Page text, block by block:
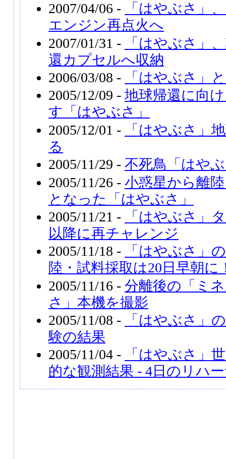
2007/04/06 -
「はやぶさ」
エンジン再点火へ
2007/01/31 -
「はやぶさ」
還カプセルへ収納
2006/03/08 -
「はやぶさ」
2005/12/09 - 地球帰還に向
す「はやぶさ」
2005/12/01 -
「はやぶさ」
る
2005/11/29 - 不死鳥「はや
2005/11/26 - 小惑星から離
となった「はやぶさ」
2005/11/21 -
「はやぶさ」
以降に再チャレンジ
2005/11/18 -
「はやぶさ」
陸・試料採取は20日早朝に
2005/11/16 - 分離後の「ミ
さ」本機を撮影
2005/11/08 -
「はやぶさ」
験の結果
2005/11/04 -
「はやぶさ」
的な観測結果 - 4日のリハ